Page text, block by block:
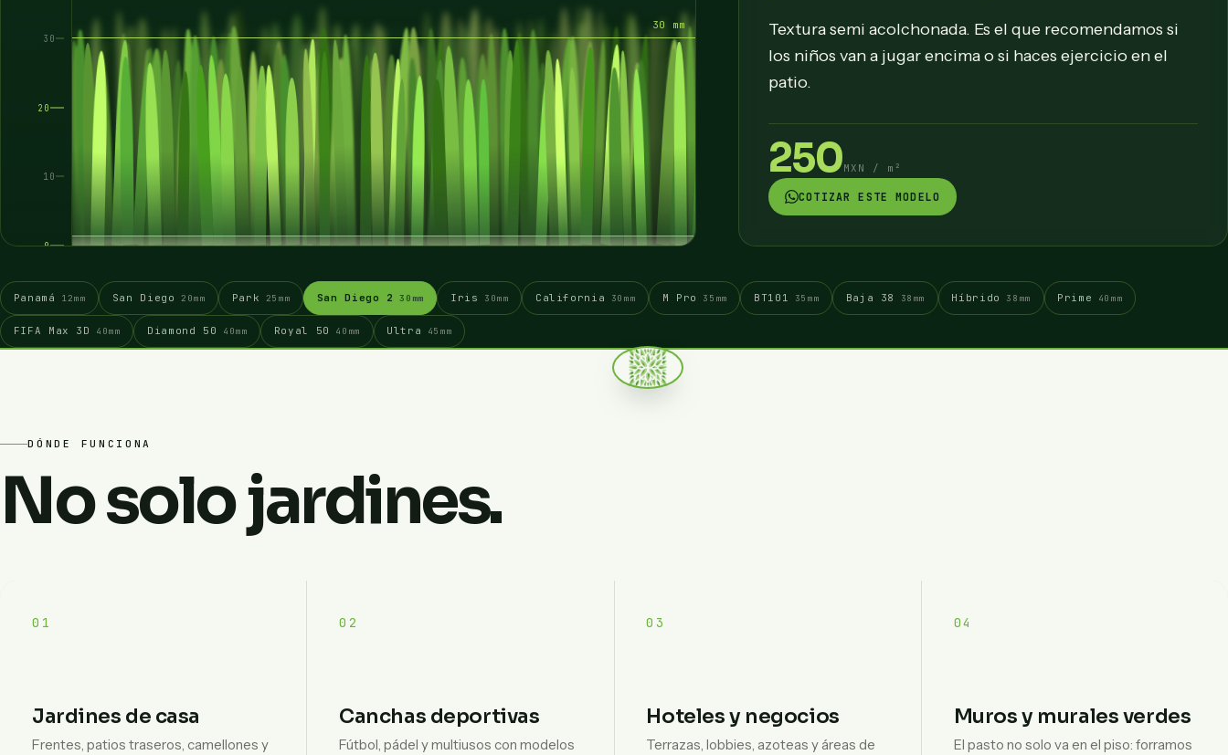
0
10
20
30
Textura semi acolchonada. Es el que recomendamos si
los niños van a jugar encima o si haces ejercicio en el
patio.
250MXN / m²
COTIZAR ESTE MODELO
Panamá 12mm San Diego 20mm Park 25mm San Diego 2 30mm Iris 30mm California 30mm M Pro 35mm BT101 35mm Baja 38 38mm Híbrido 38mm Prime 40mm
FIFA Max 3D 40mm Diamond 50 40mm Royal 50 40mm Ultra 45mm
DÓNDE FUNCIONA
No solo jardines.
01
Jardines de casa
Frentes, patios traseros, camellones y
02
Canchas deportivas
Fútbol, pádel y multiusos con modelos
03
Hoteles y negocios
Terrazas, lobbies, azoteas y áreas de
04
Muros y murales verdes
El pasto no solo va en el piso: forramos